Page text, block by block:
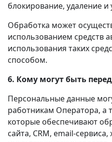
блокирование, удаление
Обработка может
использованием средств
использования таких
способом.
6. Кому могут быть
Персональные данные
работникам Оператора, а
которые обеспечивают
сайта, CRM, email-